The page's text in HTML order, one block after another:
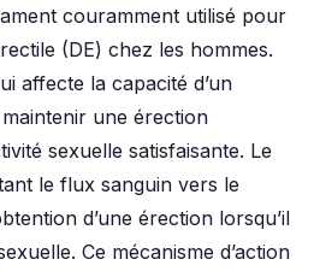
couramment utilisé pour
(DE) chez les hommes.
affecte la capacité d’un
une érection
sexuelle satisfaisante. Le
le flux sanguin vers le
d’une érection lorsqu’il
Ce mécanisme d’action